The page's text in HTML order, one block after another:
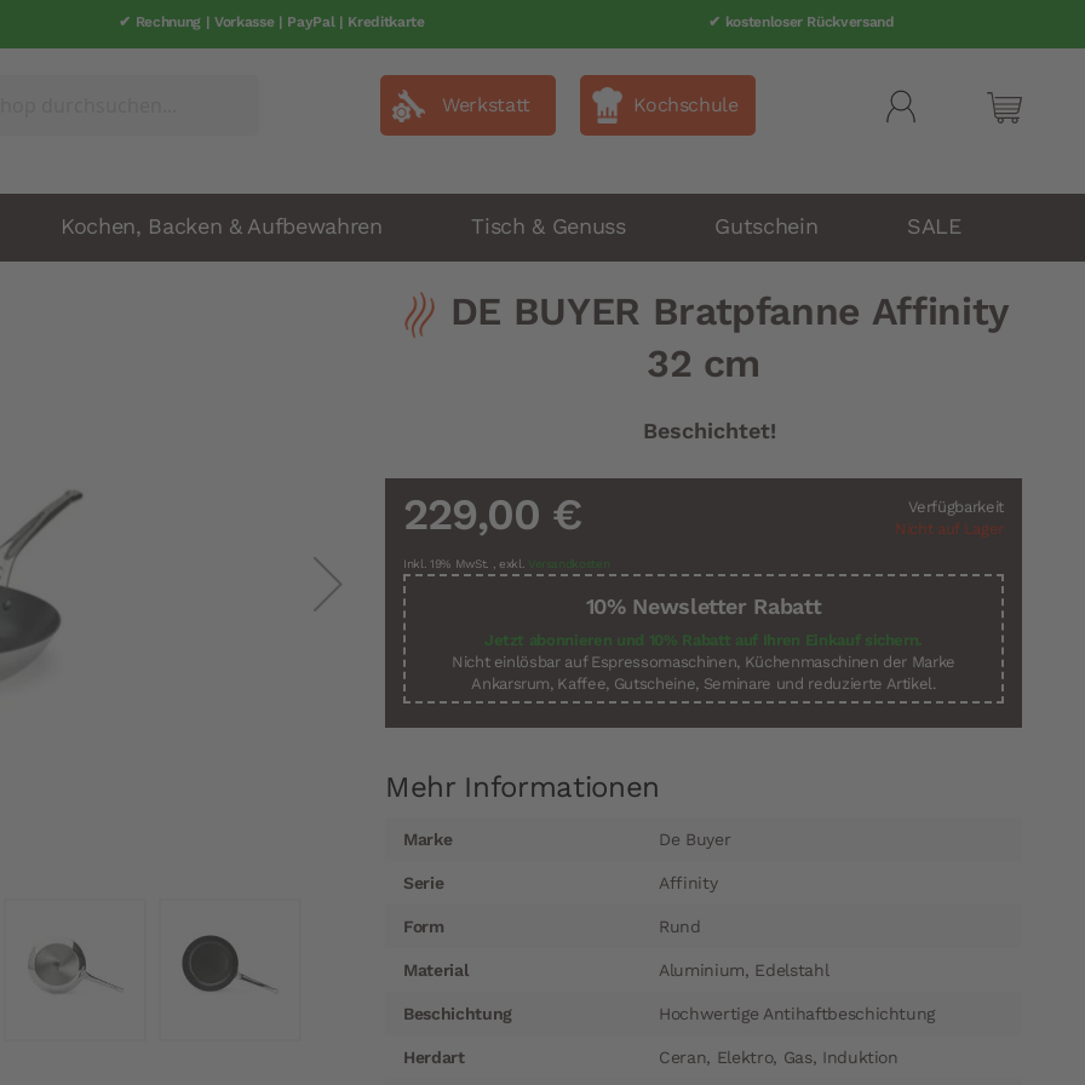
✔ Rechnung | Vorkasse | PayPal | Kreditkarte ✔ kostenloser Rückversand
Mein
Werkstatt Kochschule
Kochen, Backen & Aufbewahren Tisch & Genuss Gutschein SALE
DE BUYER Bratpfanne Affinity
32 cm
Beschichtet!
Verfügbarkeit
Nicht auf Lager
229,00 €
Inkl. 19% MwSt. , exkl. Versandkosten
10% Newsletter Rabatt
Jetzt abonnieren und 10% Rabatt auf Ihren Einkauf sichern.
Nicht einlösbar auf Espressomaschinen, Küchenmaschinen der Marke
Ankarsrum, Kaffee, Gutscheine, Seminare und reduzierte Artikel.
Mehr Informationen
Informationen
Marke De Buyer
Serie Affinity
Form Rund
Material Aluminium, Edelstahl
Beschichtung Hochwertige Antihaftbeschichtung
Herdart Ceran, Elektro, Gas, Induktion